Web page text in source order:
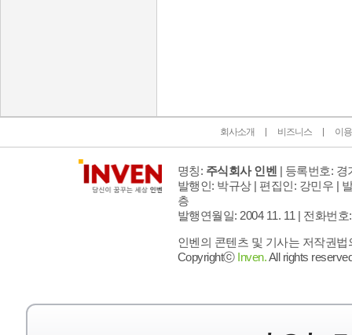
회사소개 비즈니스 이
명칭: 주식회사 인벤 | 등록번호: 경
발행인: 박규상 | 편집인: 강민우 |
층
발행연월일: 2004 11. 11 | 전화번호
인벤의 콘텐츠 및 기사는 저작권
Copyrightⓒ Inven.All rights